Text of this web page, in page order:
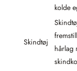
kolde
Skindtøj
hårlag